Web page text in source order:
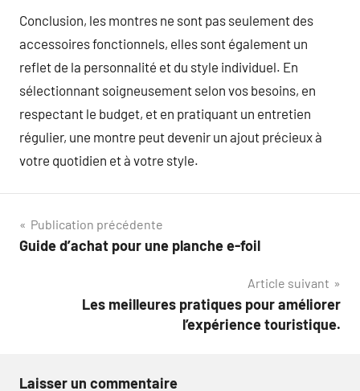
Conclusion, les montres ne sont pas seulement des
accessoires fonctionnels, elles sont également un
reflet de la personnalité et du style individuel. En
sélectionnant soigneusement selon vos besoins, en
respectant le budget, et en pratiquant un entretien
régulier, une montre peut devenir un ajout précieux à
votre quotidien et à votre style.
Navigation
de
Publication précédente
Guide d’achat pour une planche e-foil
Article suivant
Les meilleures pratiques pour améliorer
l’expérience touristique.
Laisser un commentaire